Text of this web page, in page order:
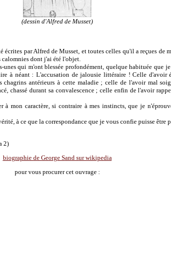
(dessin d'Alfred de Musset)
écrites par Alfred de Musset, et toutes celles qu'il a reçues de
calomnies dont j'ai été l'objet.
unes qui m'ont blessée profondément, quelque habituée que
à néant : L'accusation de jalousie littéraire ! Celle d'avoir
chagrins antérieurs à cette maladie ; celle de l'avoir mal
chassé durant sa convalescence ; celle enfin de l'avoir
à mon caractère, si contraire à mes instincts, que je
à ce que la correspondance que je vous confie puisse être
2)
biographie de George Sand sur wikipedia
pour vous procurer cet ouvrage :